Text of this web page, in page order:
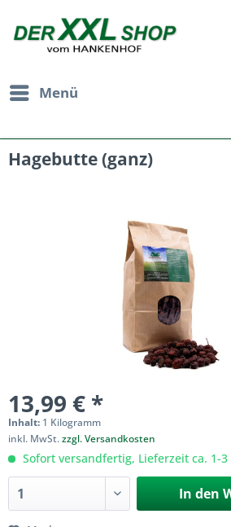
Menü
Hagebutte (ganz)
13,99 € *
Inhalt: 1 Kilogramm
inkl. MwSt.zzgl. Versandkosten
Sofort versandfertig, Lieferzeit ca. 1-3
In den